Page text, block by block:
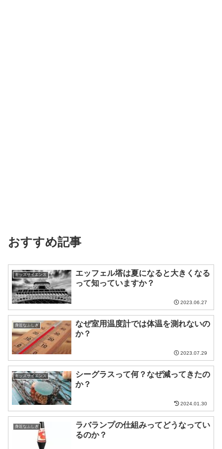
おすすめ記事
キッズサイエンス
エッフェル塔は夏になると大きくなる
って知っていますか？
2023.06.27
身近なふしぎ
なぜ室用温度計では体温を測れないの
か？
2023.07.29
キッズサイエンス
シーグラスって何？なぜ減ってきたの
か？
2024.01.30
身近なふしぎ
ラバランプの仕組みってどうなってい
るのか？